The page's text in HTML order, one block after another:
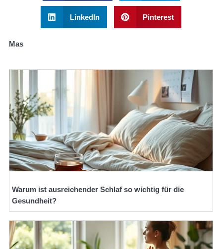
LinkedIn Pinterest
Mas
Warum ist ausreichender Schlaf so wichtig für die
Gesundheit?